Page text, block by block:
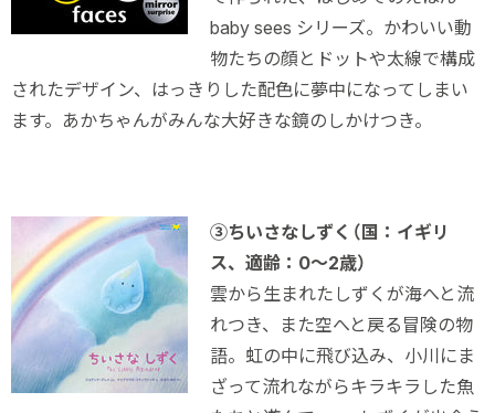
baby sees シリーズ。かわいい動
物たちの顔とドットや太線で構成
されたデザイン、はっきりした配色に夢中になってしまい
ます。あかちゃんがみんな大好きな鏡のしかけつき。
③ちいさなしずく（国：イギリ
ス、適齢：0～2歳）
雲から生まれたしずくが海へと流
れつき、また空へと戻る冒険の物
語。虹の中に飛び込み、小川にま
ざって流れながらキラキラした魚